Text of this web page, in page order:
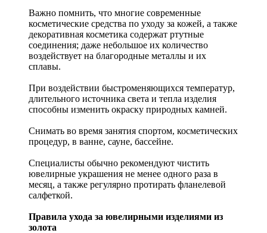
Важно помнить, что многие современные
косметические средства по уходу за кожей, а также
декоративная косметика содержат ртутные
соединения; даже небольшое их количество
воздействует на благородные металлы и их
сплавы.
При воздействии быстроменяющихся температур,
длительного источника света и тепла изделия
способны изменить окраску природных камней.
Снимать во время занятия спортом, косметических
процедур, в ванне, сауне, бассейне.
Специалисты обычно рекомендуют чистить
ювелирные украшения не менее одного раза в
месяц, а также регулярно протирать фланелевой
салфеткой.
Правила ухода за ювелирными изделиями из
золота